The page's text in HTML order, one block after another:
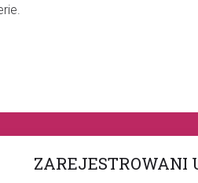
ZAREJESTROWANI